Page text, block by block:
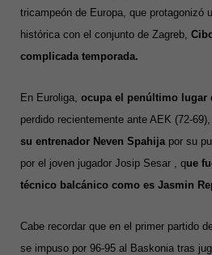
tricampeón de Europa, que protagonizó
histórica con el conjunto de Zagreb,
complicada temporada.
En Euroliga, ocupa el penúltimo lugar
perdido recientemente ante AEK (72-69),
su entrenador Neven Spahija por su
por el joven jugador Josip Sesar , que
técnico balcánico como es Jasmin
Cabe recordar que en el primer partido
se impuso por 96-95 al Baskonia tras